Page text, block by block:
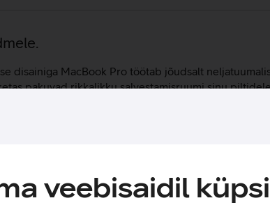
veebisaidil
disainiga MacBook Pro töötab jõudsalt
pakuvad rikkalikku salvestamisruumi sinu
kehtib aastane garantii.
ja miljonite värvide tugi.
jadalugemiskiirus ulatub kuni 3,2 GB/s.